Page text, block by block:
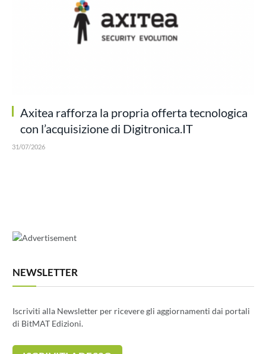
Axitea rafforza la propria offerta tecnologica
con l’acquisizione di Digitronica.IT
31/07/2026
NEWSLETTER
Iscriviti alla Newsletter per ricevere gli aggiornamenti dai portali
di BitMAT Edizioni.